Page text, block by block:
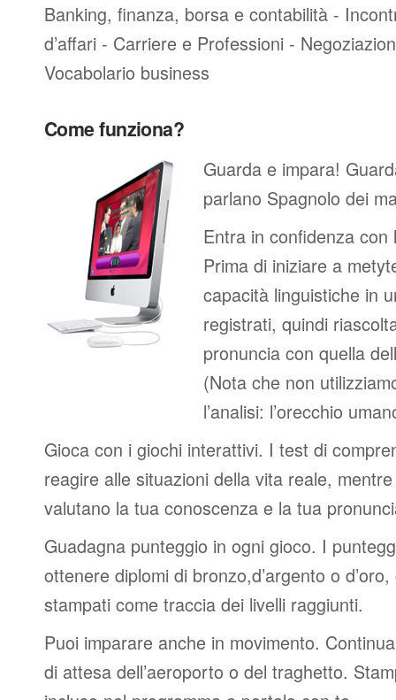
Banking, finanza, borsa e contabilità -
d’affari - Carriere e Professioni -
Vocabolario business
Come funziona?
Guarda e impara!
parlano Spagnolo dei
Entra in confidenza
Prima di iniziare a
capacità linguistiche in
registrati, quindi
pronuncia con quella
(Nota che non
l’analisi: l’orecchio
Gioca con i giochi interattivi. I test di
reagire alle situazioni della vita reale,
valutano la tua conoscenza e la tua
Guadagna punteggio in ogni gioco. I
ottenere diplomi di bronzo,d’argento o
stampati come traccia dei livelli raggiunti.
Puoi imparare anche in movimento.
di attesa dell’aeroporto o del traghetto.